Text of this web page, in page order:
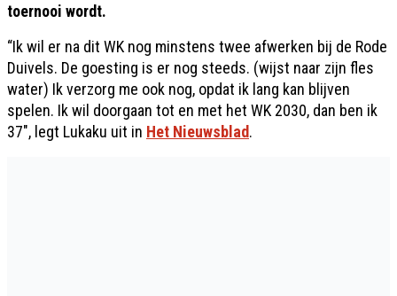
toernooi wordt.
“Ik wil er na dit WK nog minstens twee afwerken bij de Rode
Duivels. De goesting is er nog steeds. (wijst naar zijn fles
water) Ik verzorg me ook nog, opdat ik lang kan blijven
spelen. Ik wil doorgaan tot en met het WK 2030, dan ben ik
37", legt Lukaku uit in Het Nieuwsblad.